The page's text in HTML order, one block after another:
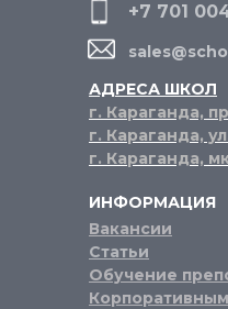
+7 701
АДРЕСА ШКОЛ
г. Караганда,
г. Караганда,
г. Караганда,
Вакансии
Статьи
Обучение
ИНФОРМАЦИЯ